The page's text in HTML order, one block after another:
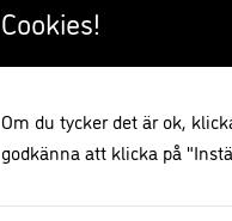
Cookies!
Om du tycker det är ok,
godkänna att klicka på